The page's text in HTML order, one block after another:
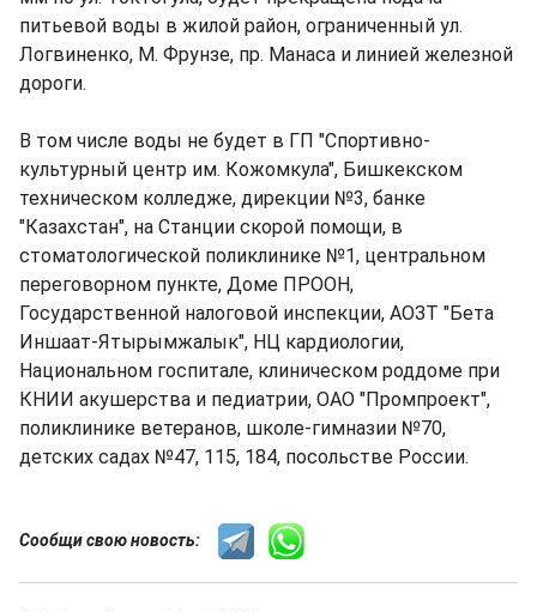
питьевой воды в жилой район, ограниченный ул.
Логвиненко, М. Фрунзе, пр. Манаса и линией железной
дороги.
В том числе воды не будет в ГП "Спортивно-
культурный центр им. Кожомкула", Бишкекском
техническом колледже, дирекции №3, банке
"Казахстан", на Станции скорой помощи, в
стоматологической поликлинике №1, центральном
переговорном пункте, Доме ПРООН,
Государственной налоговой инспекции, АОЗТ "Бета
Иншаат-Ятырымжалык", НЦ кардиологии,
Национальном госпитале, клиническом роддоме при
КНИИ акушерства и педиатрии, ОАО "Промпроект",
поликлинике ветеранов, школе-гимназии №70,
детских садах №47, 115, 184, посольстве России.
Сообщи свою новость: